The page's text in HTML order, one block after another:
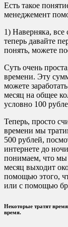
Есть такое
менеджемент
1) Наверняка,
теперь давайте
понять, можете
Суть очень
времени. Эту
можете
месяц на общее
условно 100
Теперь, просто
времени мы
500 рублей,
интернете до
понимаем, что мы
месяц выходит
помощью этого,
или с помощью
Некоторые тратят
время.